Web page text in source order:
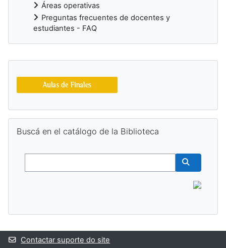
Áreas operativas
Preguntas frecuentes de docentes y
estudiantes - FAQ
Blocos adicionais
Buscá en el catálogo de la Biblioteca
Buscar
Contactar suporte do site